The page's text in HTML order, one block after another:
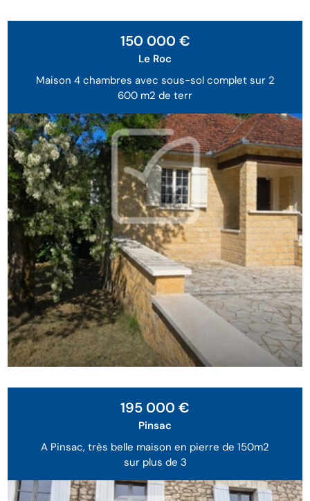
Maison 4 chambres avec sous-sol complet sur 2
600 m2 de terr
150 000 €
Le Roc
A Pinsac, très belle maison en pierre de 150m2
sur plus de 3
195 000 €
Pinsac